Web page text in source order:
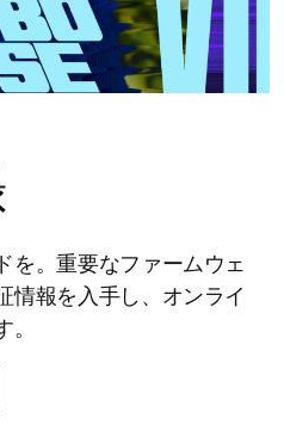
を。重要なファームウェ
情報を入手し、オンライ